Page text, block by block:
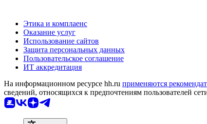
Этика и комплаенс
Оказание услуг
Использование сайтов
Защита персональных данных
Пользовательское соглашение
ИТ аккредитация
На информационном ресурсе hh.ru применяются
сведений, относящихся к предпочтениям пользователей